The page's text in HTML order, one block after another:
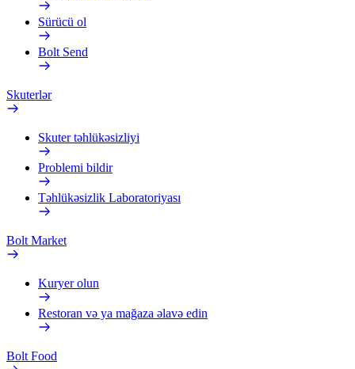
Sürücü ol
Bolt Send
Skuterlər
Skuter təhlükəsizliyi
Problemi bildir
Təhlükəsizlik Laboratoriyası
Bolt Market
Kuryer olun
Restoran və ya mağaza əlavə edin
Bolt Food